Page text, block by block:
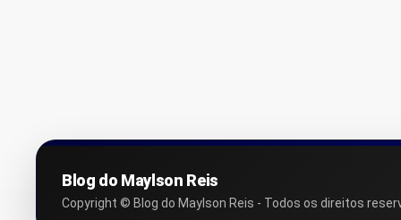
Blog do Maylson Reis
Copyright © Blog do Maylson Reis - Todos os direitos